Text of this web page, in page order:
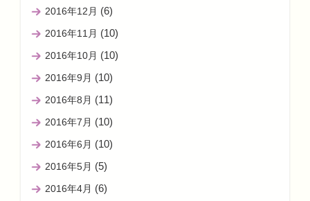
2016年12月 (6)
2016年11月 (10)
2016年10月 (10)
2016年9月 (10)
2016年8月 (11)
2016年7月 (10)
2016年6月 (10)
2016年5月 (5)
2016年4月 (6)